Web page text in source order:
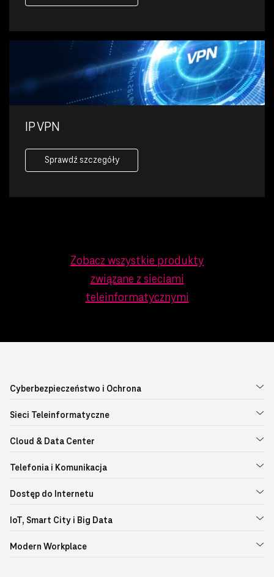
Zobacz wszystkie produkty
związane z sieciami
teleinformatycznymi
IP VPN
Sprawdź szczegóły
Cyberbezpieczeństwo i Ochrona
Sieci Teleinformatyczne
Cloud & Data Center
Telefonia i Komunikacja
Dostęp do Internetu
IoT, Smart City i Big Data
Modern Workplace